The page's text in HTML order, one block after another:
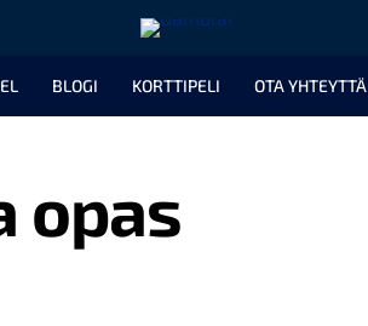
BLOGI KORTTIPELI OTA YHTEYTTÄ
opas